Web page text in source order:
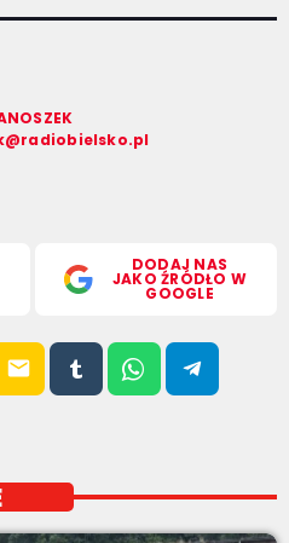
DODAJ NAS
JAKO ŹRÓDŁO W
GOOGLE
email